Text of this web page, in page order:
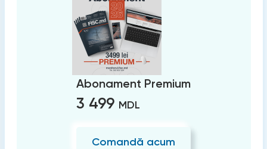
Abonament Premium
3 499 MDL
Comandă acum